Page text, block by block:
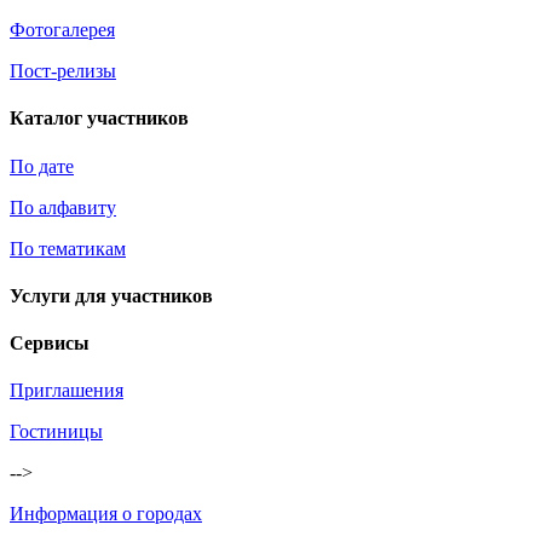
Фотогалерея
Пост-релизы
Каталог участников
По дате
По алфавиту
По тематикам
Услуги для участников
Сервисы
Приглашения
Гостиницы
-->
Информация о городах